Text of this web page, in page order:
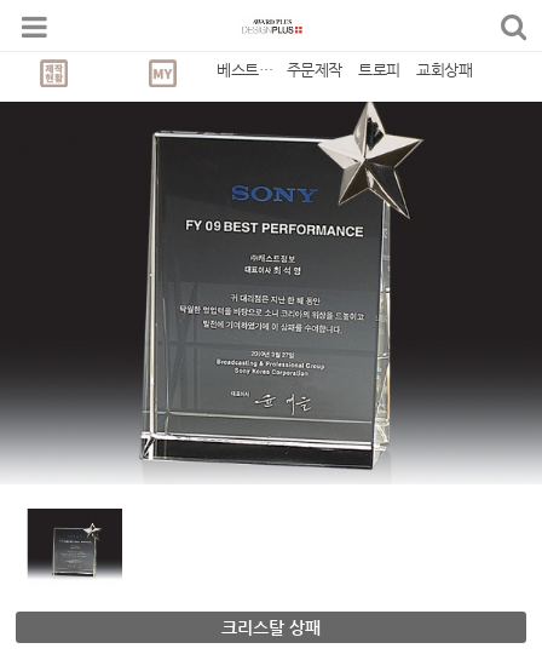
베스트상품 주문제작 트로피 교회상패
크리스탈 상패